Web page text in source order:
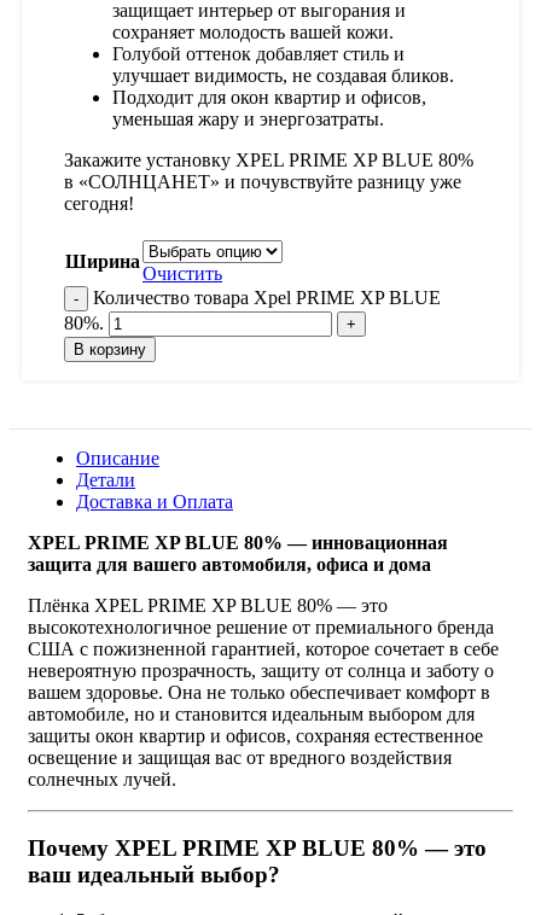
защищает интерьер от выгорания и
сохраняет молодость вашей кожи.
Голубой оттенок добавляет стиль и
улучшает видимость, не создавая бликов.
Подходит для окон квартир и офисов,
уменьшая жару и энергозатраты.
Закажите установку XPEL PRIME XP BLUE 80%
в «СОЛНЦАНЕТ» и почувствуйте разницу уже
сегодня!
Ширина
Очистить
Количество товара Xpel PRIME XP BLUE
80%.
В корзину
Описание
Детали
Доставка и Оплата
XPEL PRIME XP BLUE 80% — инновационная
защита для вашего автомобиля, офиса и дома
Плёнка XPEL PRIME XP BLUE 80% — это
высокотехнологичное решение от премиального бренда
США с пожизненной гарантией, которое сочетает в себе
невероятную прозрачность, защиту от солнца и заботу о
вашем здоровье. Она не только обеспечивает комфорт в
автомобиле, но и становится идеальным выбором для
защиты окон квартир и офисов, сохраняя естественное
освещение и защищая вас от вредного воздействия
солнечных лучей.
Почему XPEL PRIME XP BLUE 80% — это
ваш идеальный выбор?